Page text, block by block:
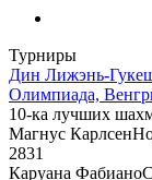
Турниры
Дин Лижэнь-
Олимпиада,
10-ка лучших
Магнус Карлсен
2831
Каруана Фабиано